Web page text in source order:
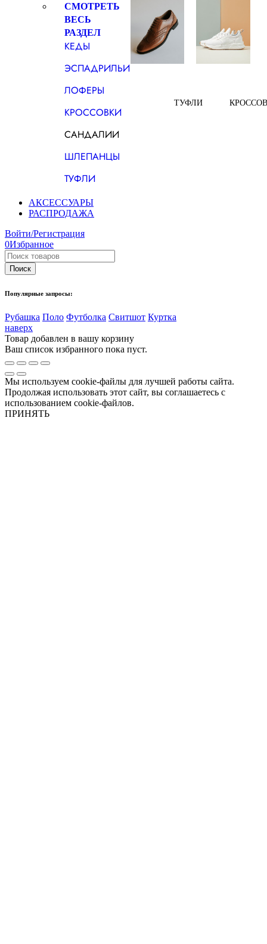
СМОТРЕТЬ
ВЕСЬ
РАЗДЕЛ
КЕДЫ
ЭСПАДРИЛЬИ
ЛОФЕРЫ
КРОССОВКИ
САНДАЛИИ
ШЛЕПАНЦЫ
ТУФЛИ
ТУФЛИ
АКСЕССУАРЫ
РАСПРОДАЖА
Войти/Регистрация
0Избранное
Популярные запросы:
Рубашка Поло Футболка Свитшот Куртка
наверх
Товар добавлен в вашу корзину
Ваш список избранного пока пуст.
Мы используем cookie-файлы для лучшей работы сайта.
Продолжая использовать этот сайт, вы соглашаетесь с
использованием cookie-файлов.
ПРИНЯТЬ